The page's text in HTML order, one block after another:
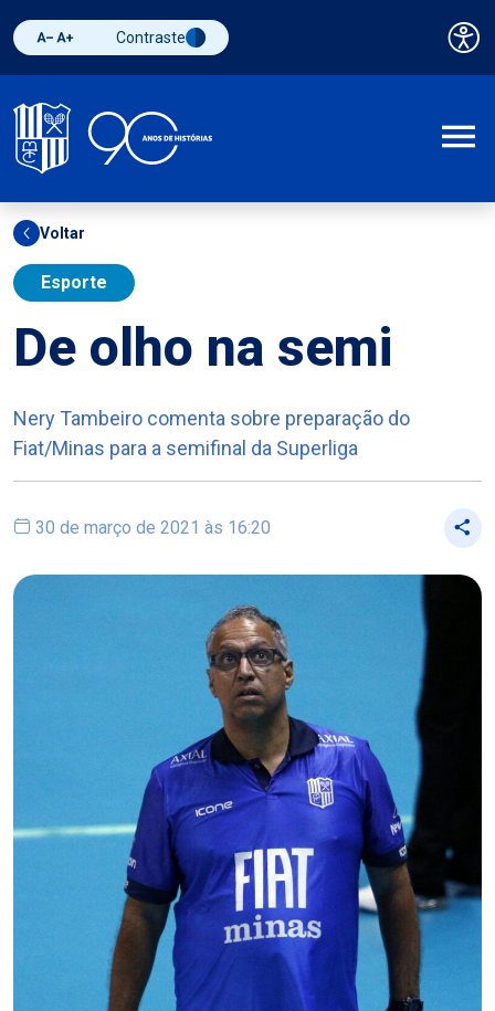
Diminuir fonte
Aumentar fonteAlternar contraste
Contraste
Voltar
Esporte
De olho na semi
Nery Tambeiro comenta sobre preparação do
Fiat/Minas para a semifinal da Superliga
30 de março de 2021 às 16:20